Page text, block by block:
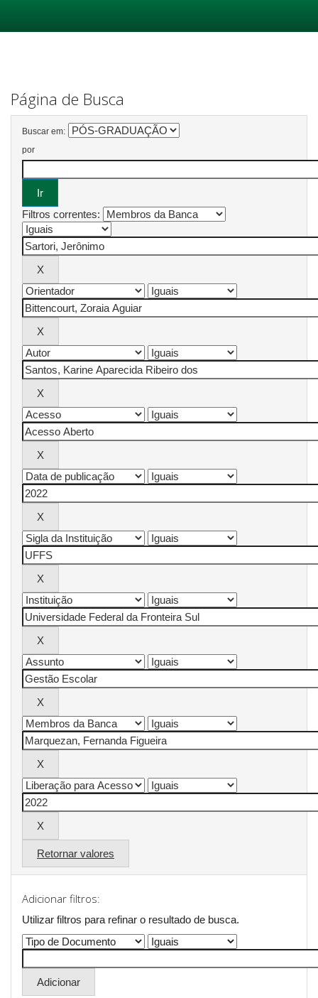
Página de Busca
Buscar em:
por
Filtros correntes:
Retornar valores
Adicionar filtros:
Utilizar filtros para refinar o resultado de busca.